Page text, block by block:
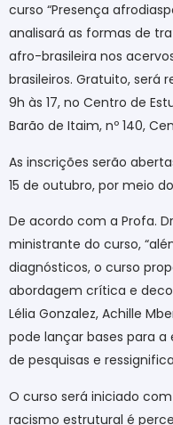
curso “Presença
analisará as formas de
afro-brasileira nos
brasileiros. Gratuito, será
9h às 17, no Centro de
Barão de Itaim, nº 140,
As inscrições serão
15 de outubro, por meio
De acordo com a Profa.
ministrante do curso,
diagnósticos, o curso
abordagem crítica e
Lélia Gonzalez, Achille
pode lançar bases para
de pesquisas e
O curso será iniciado
racismo estrutural é